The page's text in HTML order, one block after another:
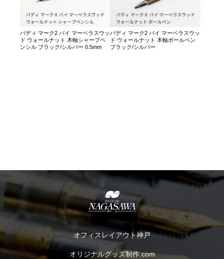
バディ マーク2 バイ マーベラスウッ
ド ウォールナット 木軸シャープペ
ンシル ブラック/シルバー 0.5mm
バディ マーク2 バイ マーベラスウッ
ド ウォールナット 木軸ボールペン
ブラック/シルバー
オフィスレイアウト神戸
オリジナルグッズ制作.com